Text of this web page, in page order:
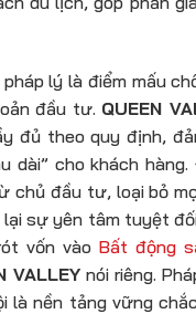
lý là điểm mấu
đầu tư. QUEEN
đủ theo quy định,
dài” cho khách
chủ đầu tư, loại bỏ
lại sự yên tâm tuyệt
vốn vào Bất động
VALLEY nói riêng.
là nền tảng vững